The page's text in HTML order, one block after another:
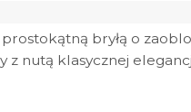
bryłą o
nutą klasycznej